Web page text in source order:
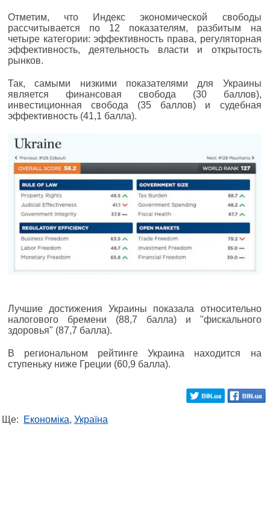
Отметим, что Индекс экономической свободы
рассчитывается по 12 показателям, разбитым на
четыре категории: эффективность права, регуляторная
эффективность, деятельность власти и открытость
рынков.
Так, самыми низкими показателями для Украины
является финансовая свобода (30 баллов),
инвестиционная свобода (35 баллов) и судебная
эффективность (41,1 балла).
Лучшие достижения Украины показала относительно
налогового бремени (88,7 балла) и "фискального
здоровья" (87,7 балла).
В региональном рейтинге Украина находится на
ступеньку ниже Греции (60,9 балла).
Ще: Економіка, Україна